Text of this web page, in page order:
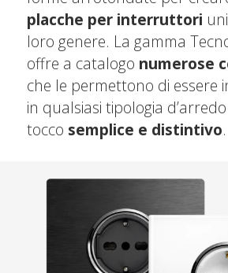
placche per interruttori
loro genere. La gamma
offre a catalogo numerose
che le permettono di essere
in qualsiasi tipologia
tocco semplice e distintivo.